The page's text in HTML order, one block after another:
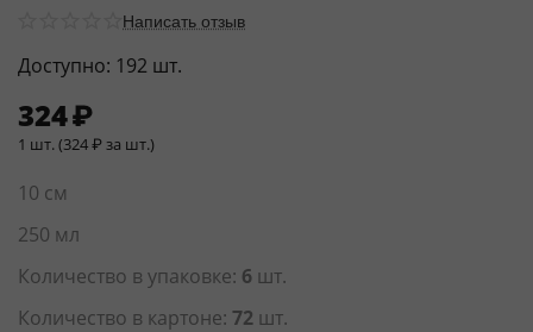
Написать отзыв
Доступно: 192 шт.
324₽
1 шт. (324₽за шт.)
10 см
250 мл
Количество в упаковке: 6 шт.
Количество в картоне: 72 шт.